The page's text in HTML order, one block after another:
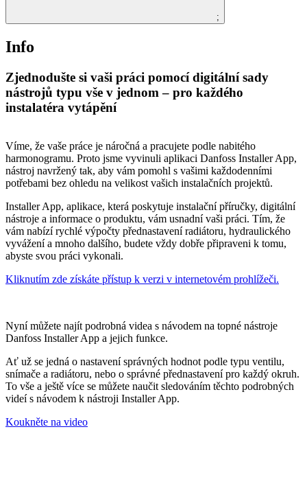
;
Info
Zjednodušte si vaši práci pomocí digitální sady
nástrojů typu vše v jednom – pro každého
instalatéra vytápění
Víme, že vaše práce je náročná a pracujete podle nabitého
harmonogramu. Proto jsme vyvinuli aplikaci Danfoss Installer App,
nástroj navržený tak, aby vám pomohl s vašimi každodenními
potřebami bez ohledu na velikost vašich instalačních projektů.
Installer App, aplikace, která poskytuje instalační příručky, digitální
nástroje a informace o produktu, vám usnadní vaši práci. Tím, že
vám nabízí rychlé výpočty přednastavení radiátoru, hydraulického
vyvážení a mnoho dalšího, budete vždy dobře připraveni k tomu,
abyste svou práci vykonali.
Kliknutím zde získáte přístup k verzi v internetovém prohlížeči.
Nyní můžete najít podrobná videa s návodem na topné nástroje
Danfoss Installer App a jejich funkce.
Ať už se jedná o nastavení správných hodnot podle typu ventilu,
snímače a radiátoru, nebo o správné přednastavení pro každý okruh.
To vše a ještě více se můžete naučit sledováním těchto podrobných
videí s návodem k nástroji Installer App.
Koukněte na video